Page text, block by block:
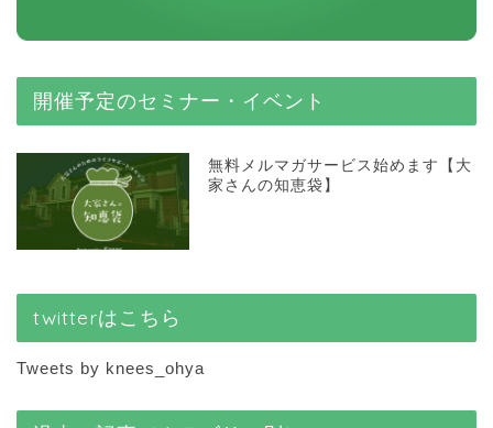
開催予定のセミナー・イベント
無料メルマガサービス始めます【大
家さんの知恵袋】
twitterはこちら
Tweets by knees_ohya